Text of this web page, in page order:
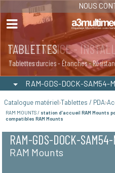
NOUS
MAINTENANCE -
Maintenance
TABLETTES
Tablettes durcies - Étanches -
RAM-GDS-DOCK-SAM54-
Catalogue matériel Tablettes / PDA
RAM MOUNTS / station d’accueil RAM Mounts
compatibles RAM Mounts
RAM-GDS-DOCK-
RAM Mounts